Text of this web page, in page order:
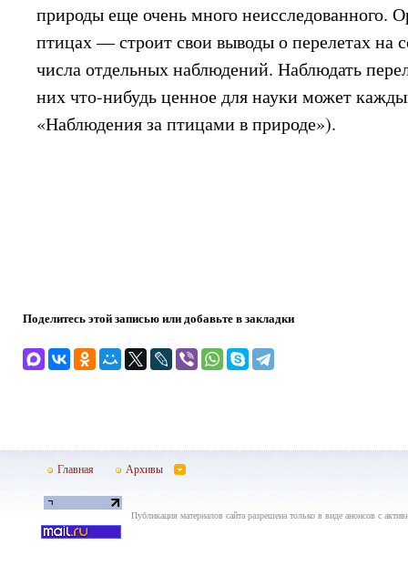
природы еще очень много неисследованного.
птицах — строит свои выводы о перелетах на
числа отдельных наблюдений. Наблюдать
них что-нибудь ценное для науки может
«Наблюдения за птицами в природе»).
Поделитесь этой записью или добавьте в закладки
Главная Архивы
Публикация материалов сайта разрешена только в виде анонсов с